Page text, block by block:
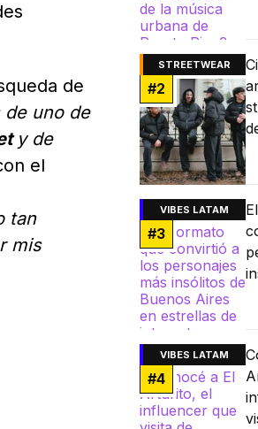
de
de uno de
y de
el
tan
mis
STREETWEAR
#2
VIBES LATAM
#3
VIBES LATAM
#4